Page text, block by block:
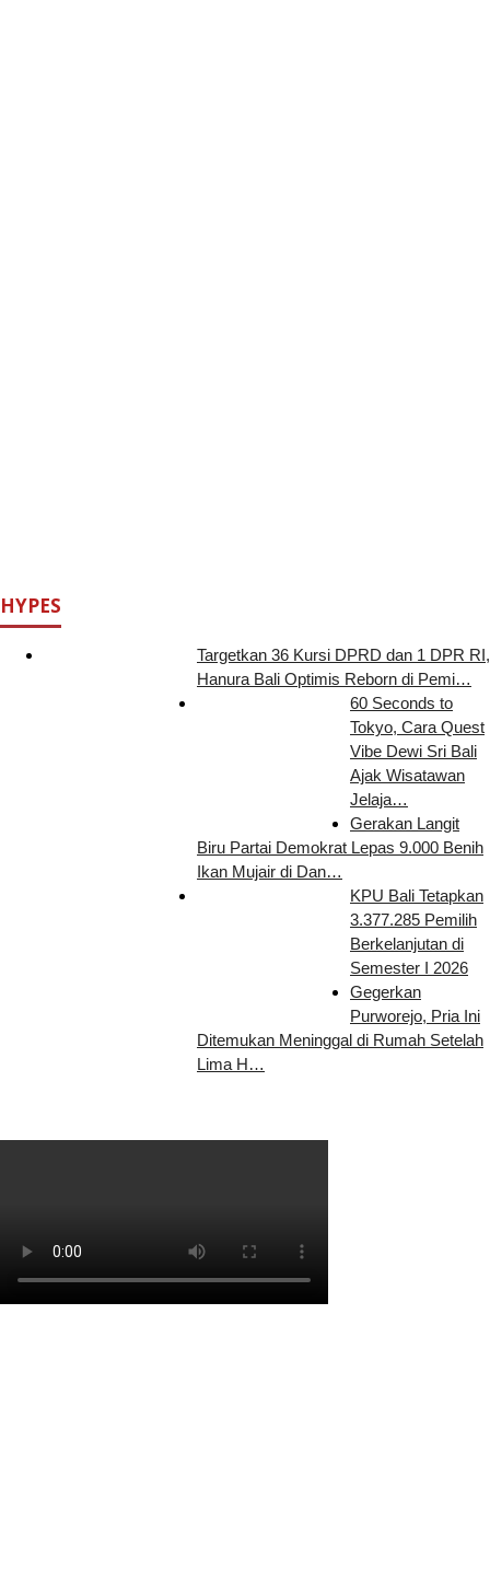
HYPES
Targetkan 36 Kursi DPRD dan 1 DPR RI,
Hanura Bali Optimis Reborn di Pemi…
60 Seconds to
Tokyo, Cara Quest
Vibe Dewi Sri Bali
Ajak Wisatawan
Jelaja…
Gerakan Langit
Biru Partai Demokrat Lepas 9.000 Benih
Ikan Mujair di Dan…
KPU Bali Tetapkan
3.377.285 Pemilih
Berkelanjutan di
Semester I 2026
Gegerkan
Purworejo, Pria Ini
Ditemukan Meninggal di Rumah Setelah
Lima H…